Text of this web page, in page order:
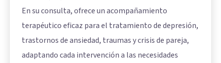
En su consulta, ofrece un acompañamiento
terapéutico eficaz para el tratamiento de depresión,
trastornos de ansiedad, traumas y crisis de pareja,
adaptando cada intervención a las necesidades